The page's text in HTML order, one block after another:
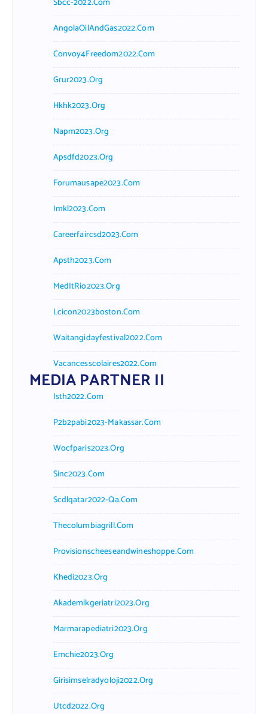
AngolaOilAndGas2022.com
Convoy4Freedom2022.com
Grur2023.org
Hkhk2023.org
Napm2023.org
Apsdfd2023.org
Forumausape2023.com
Imkl2023.com
Careerfaircsd2023.com
Apsth2023.com
MedItRio2023.org
Lcicon2023boston.com
Waitangidayfestival2022.com
Vacancesscolaires2022.com
MEDIA PARTNER II
Isth2022.com
P2b2pabi2023-Makassar.com
Wocfparis2023.org
Sinc2023.com
Scdlqatar2022-Qa.com
Thecolumbiagrill.com
Provisionscheeseandwineshoppe.com
Khedi2023.org
Akademikgeriatri2023.org
Marmarapediatri2023.org
Emchie2023.org
Girisimselradyoloji2022.org
Utcd2022.org